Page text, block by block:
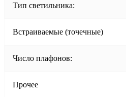
Тип светильника:
Встраиваемые (точечные)
Число плафонов:
Прочее